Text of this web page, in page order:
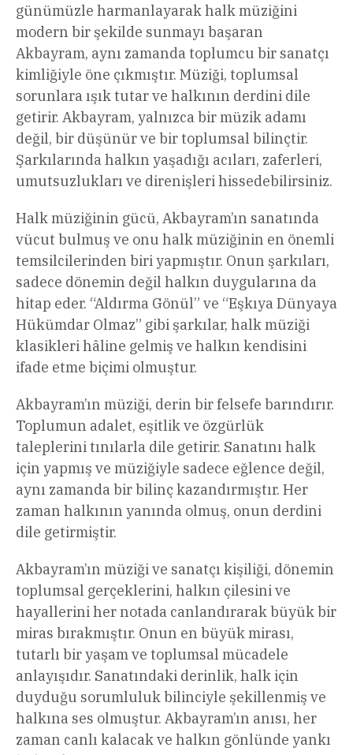
günümüzle harmanlayarak halk müziğini
modern bir şekilde sunmayı başaran
Akbayram, aynı zamanda toplumcu bir sanatçı
kimliğiyle öne çıkmıştır. Müziği, toplumsal
sorunlara ışık tutar ve halkının derdini dile
getirir. Akbayram, yalnızca bir müzik adamı
değil, bir düşünür ve bir toplumsal bilinçtir.
Şarkılarında halkın yaşadığı acıları, zaferleri,
umutsuzlukları ve direnişleri hissedebilirsiniz.
Halk müziğinin gücü, Akbayram’ın sanatında
vücut bulmuş ve onu halk müziğinin en önemli
temsilcilerinden biri yapmıştır. Onun şarkıları,
sadece dönemin değil halkın duygularına da
hitap eder. “Aldırma Gönül” ve “Eşkıya Dünyaya
Hükümdar Olmaz” gibi şarkılar, halk müziği
klasikleri hâline gelmiş ve halkın kendisini
ifade etme biçimi olmuştur.
Akbayram’ın müziği, derin bir felsefe barındırır.
Toplumun adalet, eşitlik ve özgürlük
taleplerini tınılarla dile getirir. Sanatını halk
için yapmış ve müziğiyle sadece eğlence değil,
aynı zamanda bir bilinç kazandırmıştır. Her
zaman halkının yanında olmuş, onun derdini
dile getirmiştir.
Akbayram’ın müziği ve sanatçı kişiliği, dönemin
toplumsal gerçeklerini, halkın çilesini ve
hayallerini her notada canlandırarak büyük bir
miras bırakmıştır. Onun en büyük mirası,
tutarlı bir yaşam ve toplumsal mücadele
anlayışıdır. Sanatındaki derinlik, halk için
duyduğu sorumluluk bilinciyle şekillenmiş ve
halkına ses olmuştur. Akbayram’ın anısı, her
zaman canlı kalacak ve halkın gönlünde yankı